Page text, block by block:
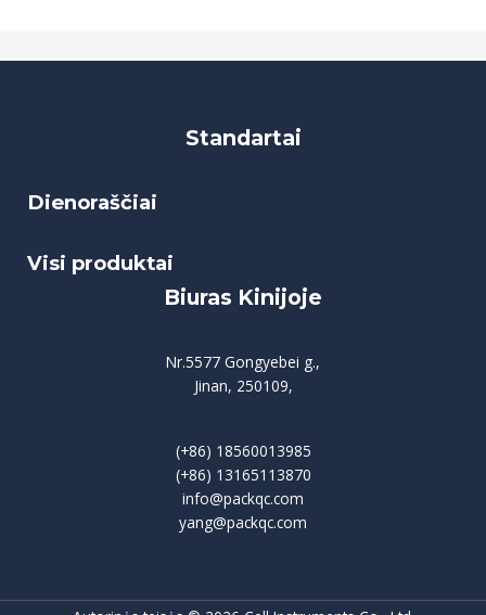
Standartai
Dienoraščiai
Visi produktai
Biuras Kinijoje
Nr.5577 Gongyebei g.,
Jinan, 250109,
(+86) 18560013985
(+86) 13165113870
info@packqc.com
yang@packqc.com